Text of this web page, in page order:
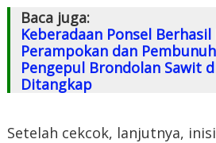
Baca juga:
Keberadaan Ponsel
Perampokan dan
Pengepul Brondolan Sawit
Ditangkap
Setelah cekcok, lanjutnya,